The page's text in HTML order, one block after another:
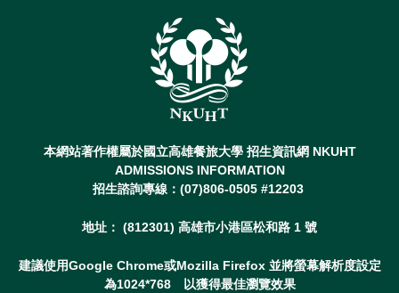
本網站著作權屬於國立高雄餐旅大學 招生資訊網 NKUHT
ADMISSIONS INFORMATION
招生諮詢專線：(07)806-0505 #12203
地址： (812301) 高雄市小港區松和路 1 號
建議使用Google Chrome或Mozilla Firefox 並將螢幕解析度設定
為1024*768 以獲得最佳瀏覽效果